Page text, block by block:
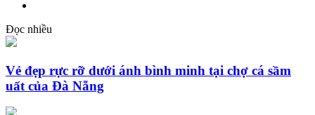
Đọc nhiều
Vẻ đẹp rực rỡ dưới ánh bình minh tại chợ cá sầm
uất của Đà Nẵng